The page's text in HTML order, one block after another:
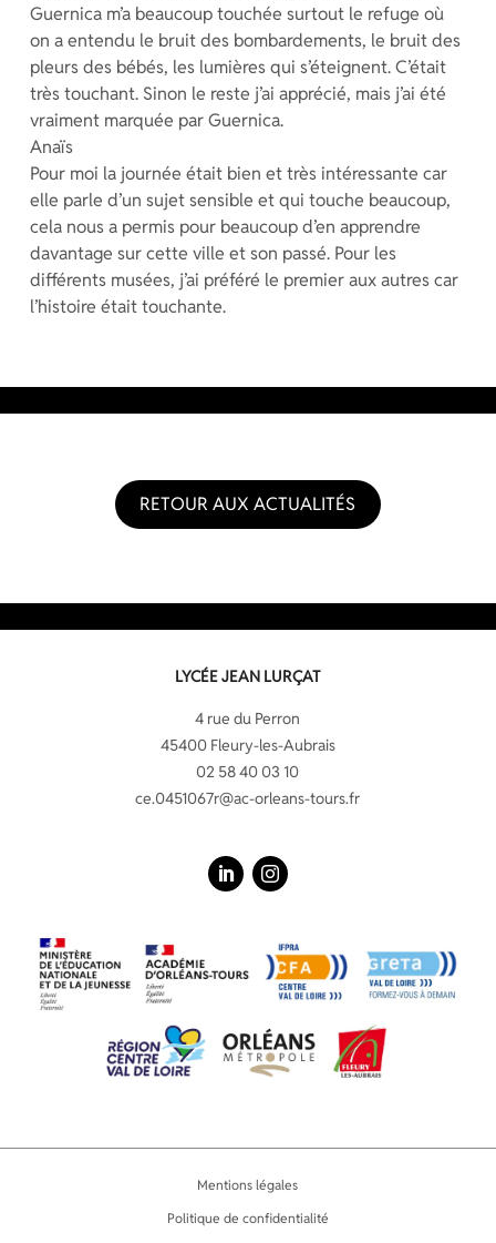
Guernica m’a beaucoup touchée surtout le refuge où
on a entendu le bruit des bombardements, le bruit des
pleurs des bébés, les lumières qui s’éteignent. C’était
très touchant. Sinon le reste j’ai apprécié, mais j’ai été
vraiment marquée par Guernica.
Anaïs
Pour moi la journée était bien et très intéressante car
elle parle d’un sujet sensible et qui touche beaucoup,
cela nous a permis pour beaucoup d’en apprendre
davantage sur cette ville et son passé. Pour les
différents musées, j’ai préféré le premier aux autres car
l’histoire était touchante.
RETOUR AUX ACTUALITÉS
LYCÉE JEAN LURÇAT
4 rue du Perron
45400 Fleury-les-Aubrais
02 58 40 03 10
ce.0451067r@ac-orleans-tours.fr
Mentions légales
Politique de confidentialité